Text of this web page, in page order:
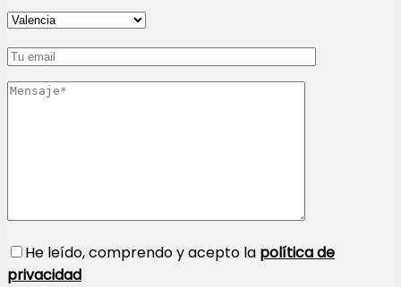
He leído, comprendo y acepto la política de
privacidad